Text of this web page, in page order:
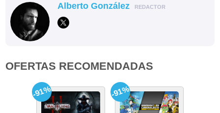
Alberto González REDACTOR
OFERTAS RECOMENDADAS
-91% -91%